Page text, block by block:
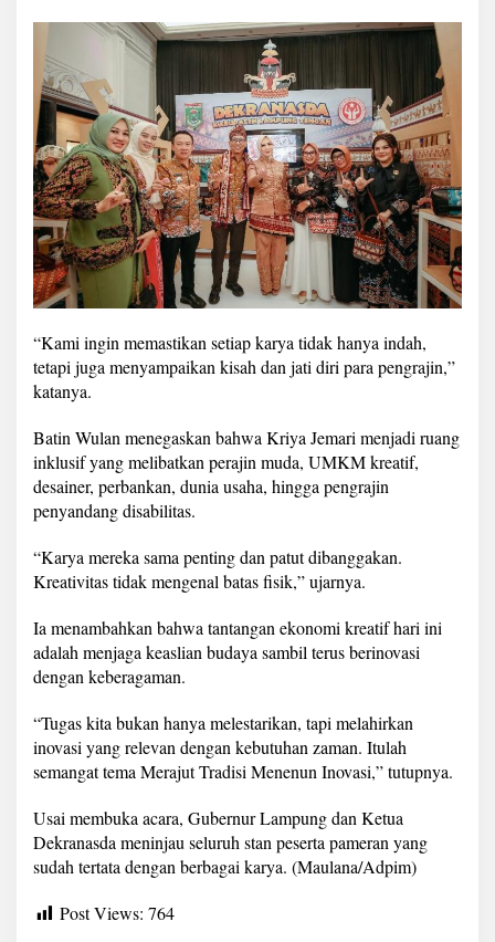
“Kami ingin memastikan setiap karya tidak hanya indah,
tetapi juga menyampaikan kisah dan jati diri para pengrajin,”
katanya.
Batin Wulan menegaskan bahwa Kriya Jemari menjadi ruang
inklusif yang melibatkan perajin muda, UMKM kreatif,
desainer, perbankan, dunia usaha, hingga pengrajin
penyandang disabilitas.
“Karya mereka sama penting dan patut dibanggakan.
Kreativitas tidak mengenal batas fisik,” ujarnya.
Ia menambahkan bahwa tantangan ekonomi kreatif hari ini
adalah menjaga keaslian budaya sambil terus berinovasi
dengan keberagaman.
“Tugas kita bukan hanya melestarikan, tapi melahirkan
inovasi yang relevan dengan kebutuhan zaman. Itulah
semangat tema Merajut Tradisi Menenun Inovasi,” tutupnya.
Usai membuka acara, Gubernur Lampung dan Ketua
Dekranasda meninjau seluruh stan peserta pameran yang
sudah tertata dengan berbagai karya. (Maulana/Adpim)
Post Views: 764